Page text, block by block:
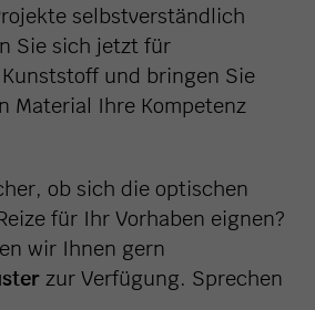
selbstverständlich
Sie sich jetzt für
und bringen Sie
Material Ihre Kompetenz
ob sich die optischen
für Ihr Vorhaben eignen?
wir Ihnen gern
zur Verfügung. Sprechen